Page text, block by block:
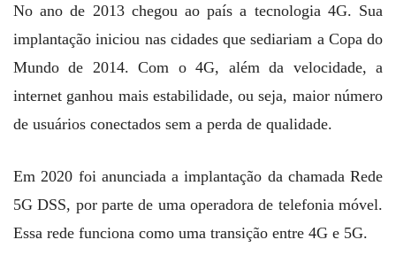
No ano de 2013 chegou ao país a tecnologia 4G. Sua
implantação iniciou nas cidades que sediariam a Copa do
Mundo de 2014. Com o 4G, além da velocidade, a
internet ganhou mais estabilidade, ou seja, maior número
de usuários conectados sem a perda de qualidade.
Em 2020 foi anunciada a implantação da chamada Rede
5G DSS, por parte de uma operadora de telefonia móvel.
Essa rede funciona como uma transição entre 4G e 5G.